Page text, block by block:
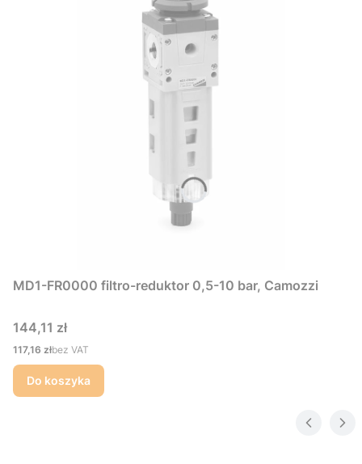
MD1-FR0000 filtro-reduktor 0,5-10 bar, Camozzi
Cena
144,11 zł
Cena
117,16 złbez VAT
Do koszyka